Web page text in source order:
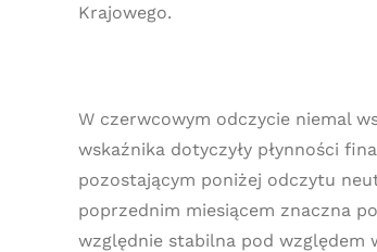
Krajowego.
W czerwcowym odczycie niemal
wskaźnika dotyczyły płynności
pozostającym poniżej odczytu
poprzednim miesiącem znaczna
względnie stabilna pod względem